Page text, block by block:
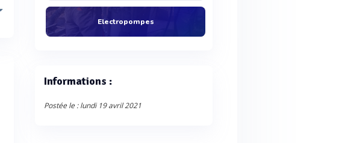
Electropompes
Informations :
Postée le : lundi 19 avril 2021